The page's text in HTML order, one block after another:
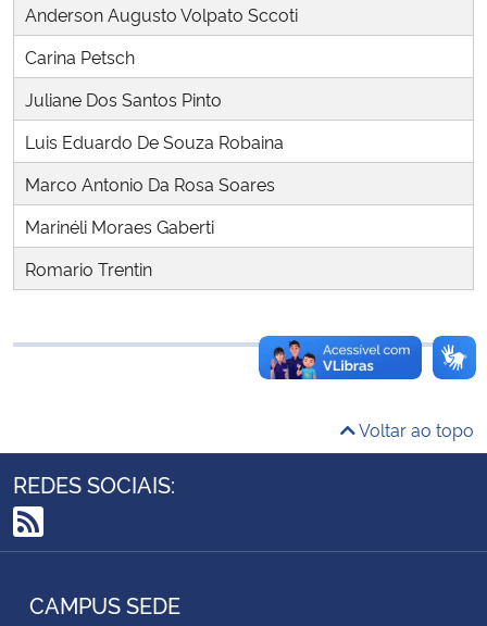
Ministério da Agricultura, Pecuária e Abastecimento
Ministério da Educação
Ministério de Minas e Energia
Ministério do Desenvolvimento Regional
Ministério da Mulher, da Família e dos Direitos Humanos
Anderson Augusto Volpato Sccoti
Carina Petsch
Juliane Dos Santos Pinto
Luis Eduardo De Souza Robaina
Marco Antonio Da Rosa Soares
Marinéli Moraes Gaberti
Romario Trentin
Voltar ao topo
REDES SOCIAIS:
RSS
CAMPUS SEDE